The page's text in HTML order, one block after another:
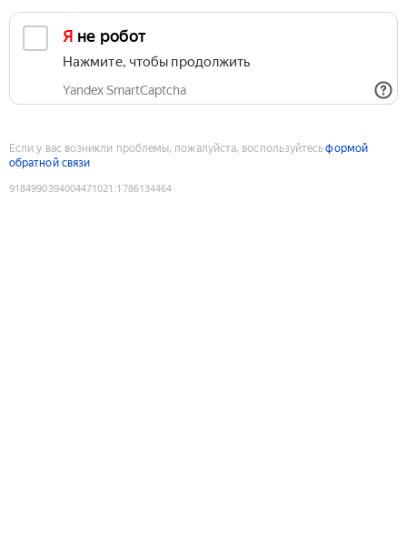
Я не робот
Нажмите, чтобы продолжить
Yandex SmartCaptcha
Если у вас возникли проблемы, пожалуйста, воспользуйтесьформой
обратной связи
9184990394004471021 :1786134464